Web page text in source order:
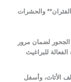
الفئران** والحشرات
لضمان مرور
للبراغيث
الأثاث، وأسفل